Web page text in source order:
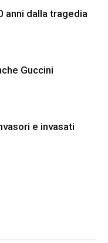
anni dalla tragedia
Guccini
e invasati